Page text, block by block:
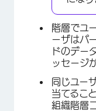
階層でユ
ーザはパ
ドのデー
ッセージ
同じユー
当てるこ
組織階層